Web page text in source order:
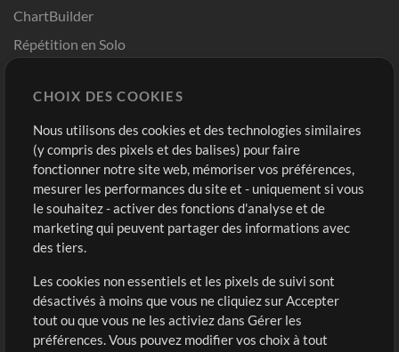
ChartBuilder
Répétition en Solo
Modèles ProPresenter
Sons
Boutique
Acheter des crédits
Contenu gratuit
Demander les pistes
Extras
Sessions
Compte
Connexion
S'inscrire
CHOIX DES COOKIES
Nous utilisons des cookies et des technologies similaires
(y compris des pixels et des balises) pour faire
fonctionner notre site web, mémoriser vos préférences,
mesurer les performances du site et - uniquement si vous
le souhaitez - activer des fonctions d'analyse et de
marketing qui peuvent partager des informations avec
des tiers.
Les cookies non essentiels et les pixels de suivi sont
désactivés à moins que vous ne cliquiez sur Accepter
tout ou que vous ne les activiez dans Gérer les
préférences. Vous pouvez modifier vos choix à tout